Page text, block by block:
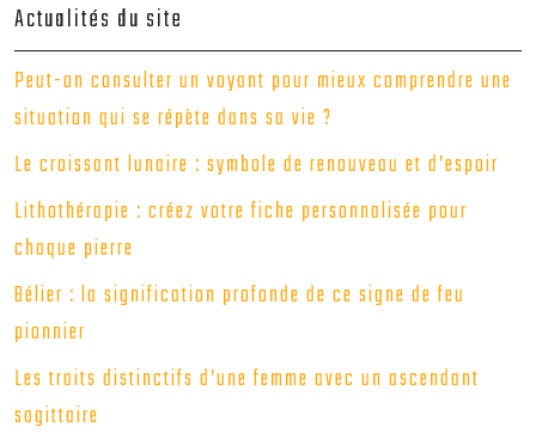
Actualités du site
Peut-on consulter un voyant pour mieux comprendre une
situation qui se répète dans sa vie ?
Le croissant lunaire : symbole de renouveau et d’espoir
Lithothérapie : créez votre fiche personnalisée pour
chaque pierre
Bélier : la signification profonde de ce signe de feu
pionnier
Les traits distinctifs d’une femme avec un ascendant
sagittaire